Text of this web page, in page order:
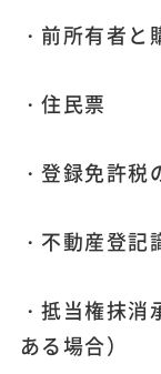
・前所有者と
・住民票
・登録免許税
・不動産登記
・抵当権抹
ある場合）